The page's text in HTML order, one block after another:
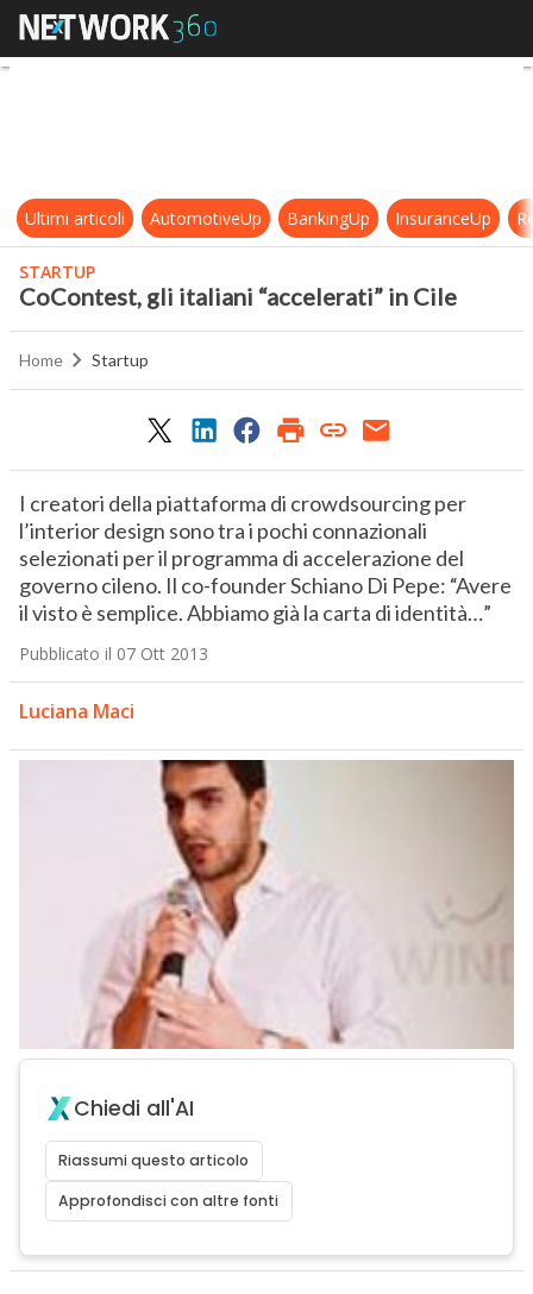
CoContest, gli italiani “accelerati”
Ultimi articoli AutomotiveUp BankingUp InsuranceUp
STARTUP
CoContest, gli italiani “accelerati” in Cile
Home Startup
I creatori della piattaforma di crowdsourcing per
l’interior design sono tra i pochi connazionali
selezionati per il programma di accelerazione del
governo cileno. Il co-founder Schiano Di Pepe: “Avere
il visto è semplice. Abbiamo già la carta di identità…”
Pubblicato il 07 Ott 2013
Luciana Maci
Chiedi all'AI
Riassumi questo articolo
Approfondisci con altre fonti